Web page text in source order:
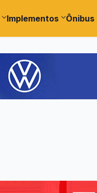
Implementos Ônibus